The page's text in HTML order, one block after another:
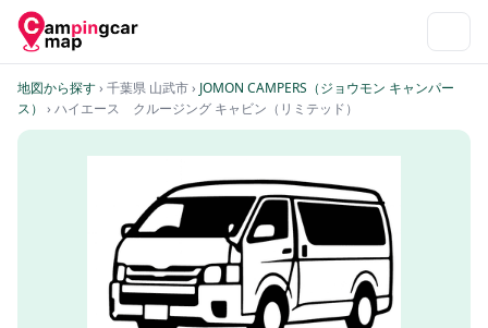
地図から探す› 千葉県 山武市› JOMON CAMPERS（ジョウモン キャンパー
ス） › ハイエース クルージング キャビン（リミテッド）